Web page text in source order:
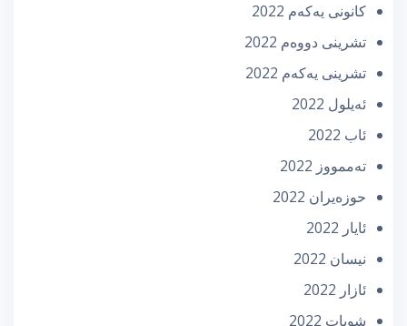
كانونی یه‌كه‌م 2022
تشرینی دووه‌م 2022
تشرینی یه‌كه‌م 2022
ئه‌یلول 2022
ئاب 2022
تەممووز 2022
حوزه‌یران 2022
ئایار 2022
نیسان 2022
ئازار 2022
شوبات 2022